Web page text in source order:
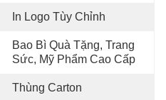
In Logo Tùy Chỉnh
Bao Bì Quà Tặng, Trang
Sức, Mỹ Phẩm Cao Cấp
Thùng Carton